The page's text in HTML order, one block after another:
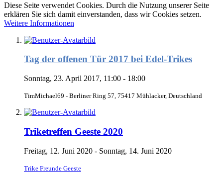
Diese Seite verwendet Cookies. Durch die Nutzung unserer Seite
erklären Sie sich damit einverstanden, dass wir Cookies setzen.
Weitere Informationen
Tag der offenen Tür 2017 bei Edel-Trikes
Sonntag, 23. April 2017, 11:00 - 18:00
TimMichael69 - Berliner Ring 57, 75417 Mühlacker, Deutschland
Triketreffen Geeste 2020
Freitag, 12. Juni 2020 - Sonntag, 14. Juni 2020
Trike Freunde Geeste